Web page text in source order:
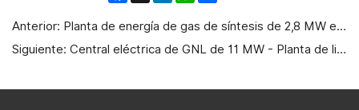
Anterior: Planta de energía de gas de síntesis de 2,8 MW en Noruega
Siguiente: Central eléctrica de GNL de 11 MW - Planta de licuefacción de 50 × 104 m³ en Xinjiang